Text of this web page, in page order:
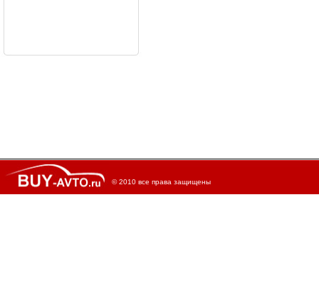
© 2010 все права защищены